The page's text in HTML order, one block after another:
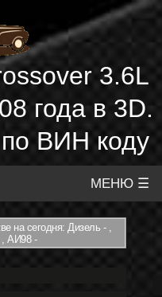
3.6L
года в 3D.
ВИН коду
МЕНЮ ☰
на сегодня: Дизель - ,
АИ98 -